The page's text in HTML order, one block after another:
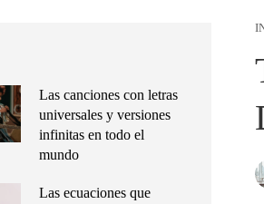
Las canciones con letras
universales y versiones
infinitas en todo el
mundo
Las ecuaciones que